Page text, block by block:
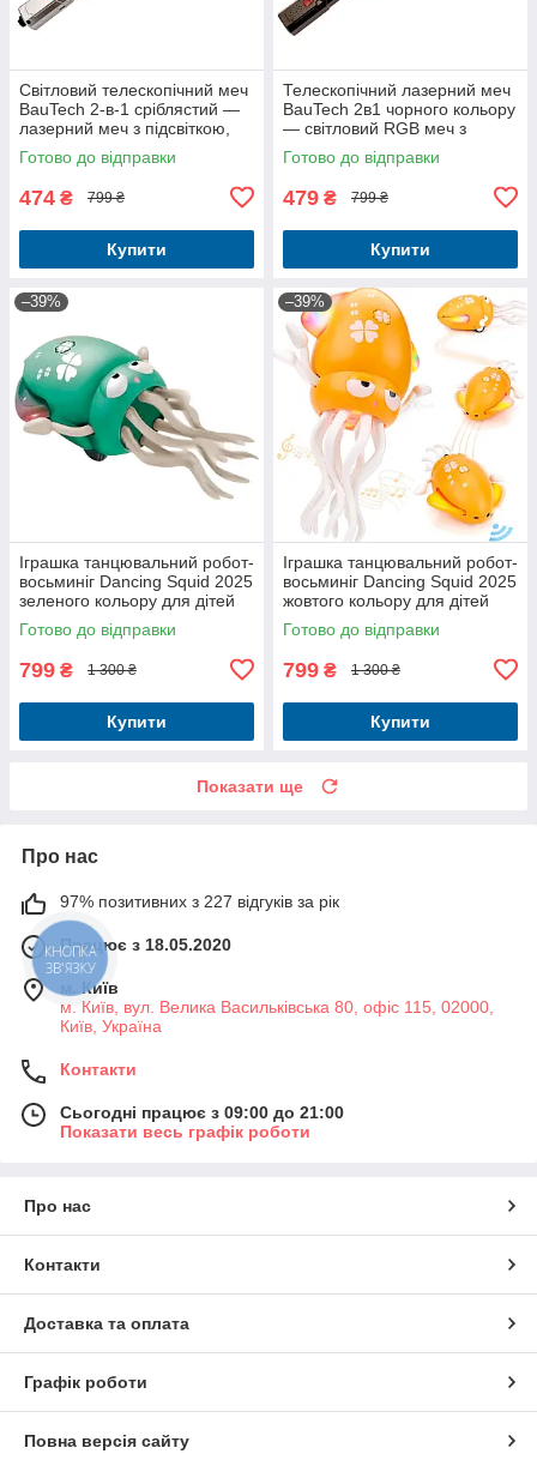
Світловий телескопічний меч
BauTech 2-в-1 сріблястий —
лазерний меч з підсвіткою,
звуком і обертанням, іграшка
для ігор та колекці
Готово до відправки
474 ₴ 799 ₴
Купити
Телескопічний лазерний меч
BauTech 2в1 чорного кольору
— світловий RGB меч з
музикою, іграшка та аксесуар
для ігор
Готово до відправки
479 ₴ 799 ₴
Купити
–39%
Іграшка танцювальний робот-
восьминіг Dancing Squid 2025
зеленого кольору для дітей
Готово до відправки
799 ₴ 1 300 ₴
Купити
–39%
Іграшка танцювальний робот-
восьминіг Dancing Squid 2025
жовтого кольору для дітей
Готово до відправки
799 ₴ 1 300 ₴
Купити
Показати ще
Про нас
97% позитивних з 227 відгуків за рік
Працює з 18.05.2020
м. Київ
м. Київ, вул. Велика Васильківська 80, офіс 115, 02000,
Київ, Україна
Контакти
Сьогодні працює з 09:00 до 21:00
Показати весь графік роботи
Про нас
Контакти
Доставка та оплата
Графік роботи
Повна версія сайту
КНОПКА
ЗВ'ЯЗКУ